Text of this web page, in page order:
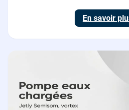
En savoir